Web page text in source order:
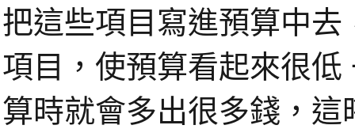
把這些項目寫進預算中
項目，使預算看起來很
算時就會多出很多錢，這